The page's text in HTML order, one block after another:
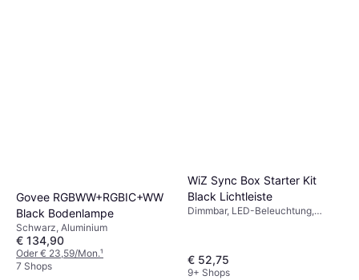
Govee RGBWW+RGBIC+WW
Black Bodenlampe
Schwarz, Aluminium
€ 134,90
Oder € 23,59/Mon.¹
7 Shops
WiZ Sync Box Starter Kit
Black Lichtleiste
Dimmbar, LED-Beleuchtung,
€ 52,75
9+ Shops